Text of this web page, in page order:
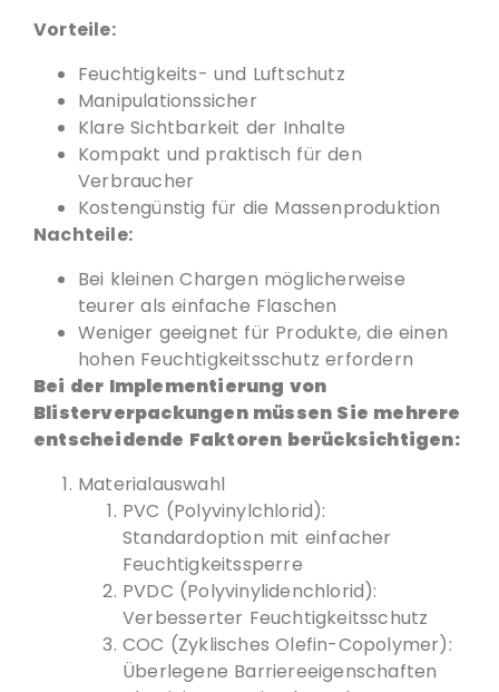
Vorteile:
Feuchtigkeits- und Luftschutz
Manipulationssicher
Klare Sichtbarkeit der Inhalte
Kompakt und praktisch für den
Verbraucher
Kostengünstig für die Massenproduktion
Nachteile:
Bei kleinen Chargen möglicherweise
teurer als einfache Flaschen
Weniger geeignet für Produkte, die einen
hohen Feuchtigkeitsschutz erfordern
Bei der Implementierung von
Blisterverpackungen müssen Sie mehrere
entscheidende Faktoren berücksichtigen:
Materialauswahl
PVC (Polyvinylchlorid):
Standardoption mit einfacher
Feuchtigkeitssperre
PVDC (Polyvinylidenchlorid):
Verbesserter Feuchtigkeitsschutz
COC (Zyklisches Olefin-Copolymer):
Überlegene Barriereeigenschaften